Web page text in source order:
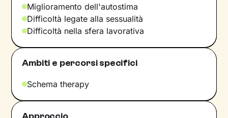
Miglioramento dell'autostima
Difficoltà legate alla sessualità
Difficoltà nella sfera lavorativa
Ambiti e percorsi specifici
Schema therapy